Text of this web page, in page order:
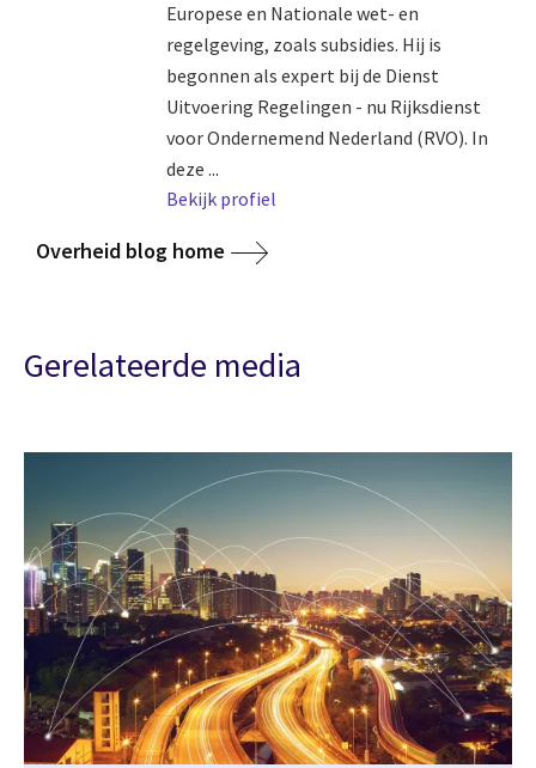
Europese en Nationale wet- en
regelgeving, zoals subsidies. Hij is
begonnen als expert bij de Dienst
Uitvoering Regelingen - nu Rijksdienst
voor Ondernemend Nederland (RVO). In
deze ...
Bekijk profiel
Overheid blog home
Gerelateerde media